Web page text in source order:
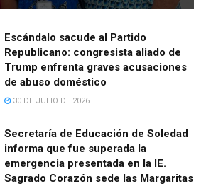
Escándalo sacude al Partido
Republicano: congresista aliado de
Trump enfrenta graves acusaciones
de abuso doméstico
30 DE JULIO DE 2026
Secretaría de Educación de Soledad
informa que fue superada la
emergencia presentada en la IE.
Sagrado Corazón sede las Margaritas